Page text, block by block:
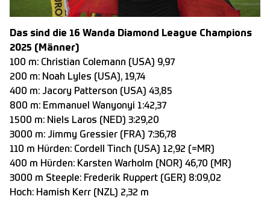
Das sind die 16 Wanda Diamond League Champions
2025 (Männer)
100 m: Christian Colemann (USA) 9,97
200 m: Noah Lyles (USA), 19,74
400 m: Jacory Patterson (USA) 43,85
800 m: Emmanuel Wanyonyi 1:42,37
1500 m: Niels Laros (NED) 3:29,20
3000 m: Jimmy Gressier (FRA) 7:36,78
110 m Hürden: Cordell Tinch (USA) 12,92 (=MR)
400 m Hürden: Karsten Warholm (NOR) 46,70 (MR)
3000 m Steeple: Frederik Ruppert (GER) 8:09,02
Hoch: Hamish Kerr (NZL) 2,32 m